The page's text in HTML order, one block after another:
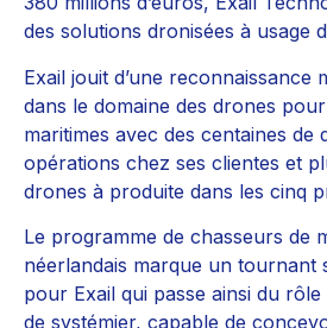
des solutions dronisées à usage
Exail jouit d’une reconnaissance
dans le domaine des drones
maritimes avec des centaines de
opérations chez ses clientes et
drones à produite dans les cinq
Le programme de chasseurs de
néerlandais marque un tournant
pour Exail qui passe ainsi du
de systémier, capable de